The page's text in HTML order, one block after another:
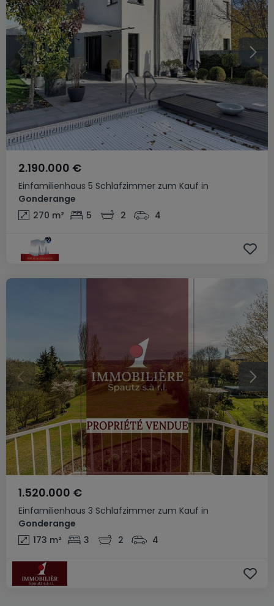
Einfamilienhaus 5 Schlafzimmer zum Kauf in
Gonderange
2.190.000 €
270 m² 5 2 4
Einfamilienhaus 3 Schlafzimmer zum Kauf in
Gonderange
1.520.000 €
173 m² 3 2 4